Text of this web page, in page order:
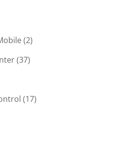
(2)
(37)
(17)